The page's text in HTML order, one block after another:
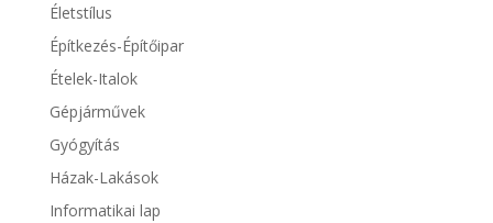
Életstílus
Építkezés-Építőipar
Ételek-Italok
Gépjárművek
Gyógyítás
Házak-Lakások
Informatikai lap